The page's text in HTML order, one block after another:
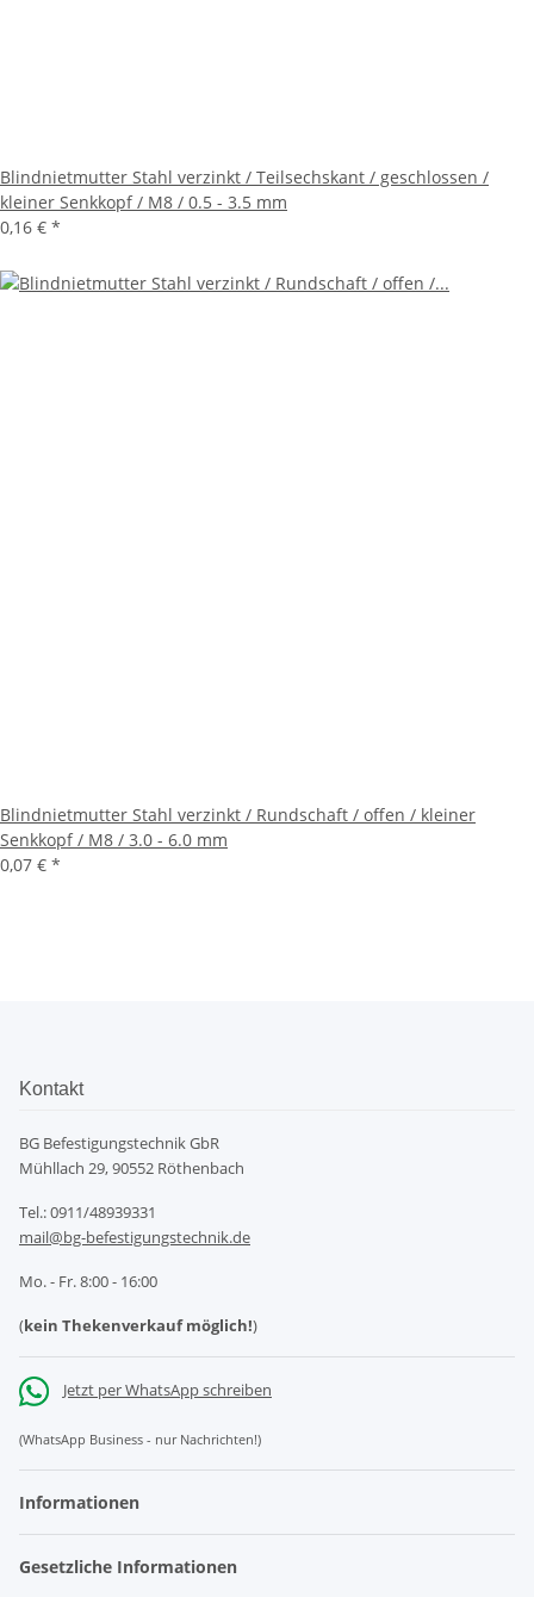
Blindnietmutter Stahl verzinkt / Teilsechskant / geschlossen /
kleiner Senkkopf / M8 / 0.5 - 3.5 mm
0,16 € *
Blindnietmutter Stahl verzinkt / Rundschaft / offen / kleiner
Senkkopf / M8 / 3.0 - 6.0 mm
0,07 € *
Kontakt
BG Befestigungstechnik GbR
Mühllach 29, 90552 Röthenbach
Tel.: 0911/48939331
mail@bg-befestigungstechnik.de
Mo. - Fr. 8:00 - 16:00
(kein Thekenverkauf möglich!)
Jetzt per WhatsApp schreiben
(WhatsApp Business - nur Nachrichten!)
Informationen
Gesetzliche Informationen